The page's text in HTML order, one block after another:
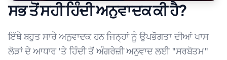
ਸਭ ਤੋਂ ਸਹੀ ਹਿੰਦੀ ਅਨੁਵਾਦਕ ਕੀ ਹੈ?
ਇੱਥੇ ਬਹੁਤ ਸਾਰੇ ਅਨੁਵਾਦਕ ਹਨ ਜਿਨ੍ਹਾਂ ਨੂੰ ਉਪਭੋਗਤਾ ਦੀਆਂ ਖਾਸ
ਲੋੜਾਂ ਦੇ ਆਧਾਰ 'ਤੇ ਹਿੰਦੀ ਤੋਂ ਅੰਗਰੇਜ਼ੀ ਅਨੁਵਾਦ ਲਈ "ਸਰਬੋਤਮ"